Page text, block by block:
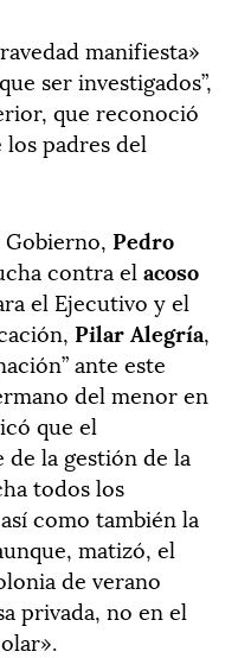
manifiesta»
ser investigados”,
que reconoció
padres del
Pedro
contra el acoso
el Ejecutivo y el
Pilar Alegría,
ante este
del menor en
que el
la gestión de la
todos los
como también la
matizó, el
de verano
privada, no en el